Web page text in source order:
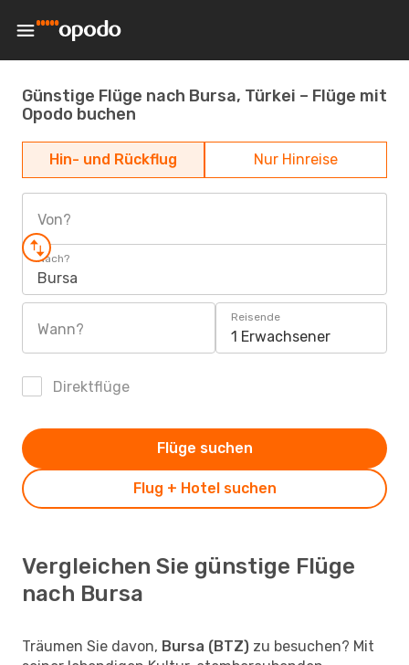
Günstige Flüge nach Bursa, Türkei – Flüge mit
Opodo buchen
Hin- und Rückflug Nur Hinreise
Von?
Nach?
Bursa
Wann?
Reisende
1 Erwachsener
Direktflüge
Flug + Hotel suchen
Flüge suchen
Vergleichen Sie günstige Flüge
nach Bursa
Träumen Sie davon, Bursa (BTZ) zu besuchen? Mit